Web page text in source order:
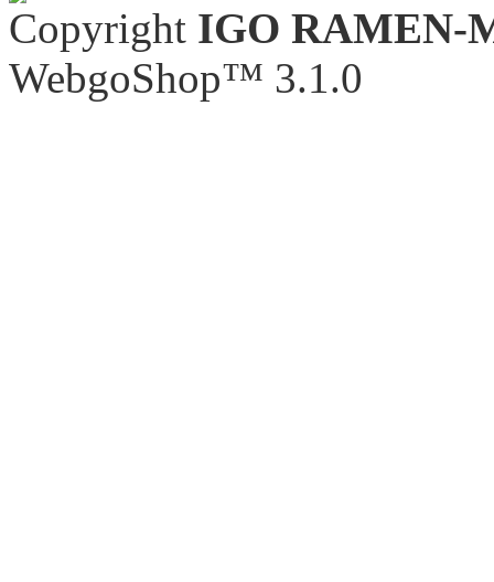
Copyright IGO RAMEN-
WebgoShop™ 3.1.0